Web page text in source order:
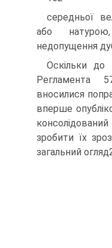
середньої
або
недопущення
Оскільки до
Регламента
вносилися
вперше
зробити їх
загальний